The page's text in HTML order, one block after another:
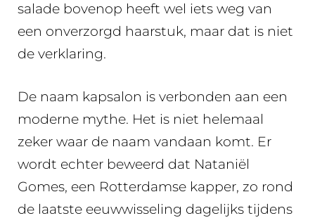
salade bovenop heeft wel iets weg van
een onverzorgd haarstuk, maar dat is niet
de verklaring.
De naam kapsalon is verbonden aan een
moderne mythe. Het is niet helemaal
zeker waar de naam vandaan komt. Er
wordt echter beweerd dat Nataniël
Gomes, een Rotterdamse kapper, zo rond
de laatste eeuwwisseling dagelijks tijdens